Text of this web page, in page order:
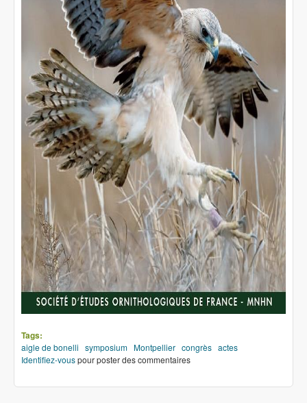
Tags:
aigle de bonelli symposium Montpellier congrès actes
Identifiez-vouspour poster des commentaires